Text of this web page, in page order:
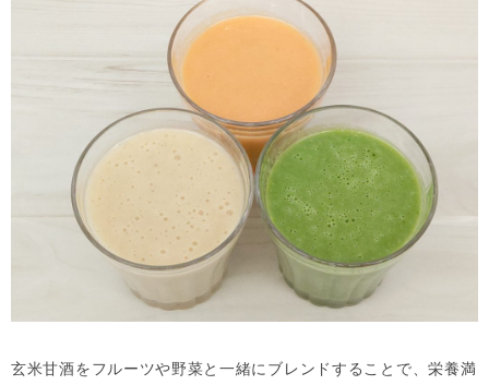
玄米甘酒をフルーツや野菜と一緒にブレンドすることで、栄養満